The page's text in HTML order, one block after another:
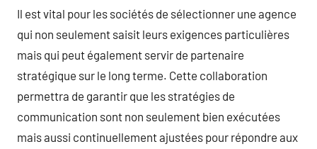
Il est vital pour les sociétés de sélectionner une agence
qui non seulement saisit leurs exigences particulières
mais qui peut également servir de partenaire
stratégique sur le long terme. Cette collaboration
permettra de garantir que les stratégies de
communication sont non seulement bien exécutées
mais aussi continuellement ajustées pour répondre aux